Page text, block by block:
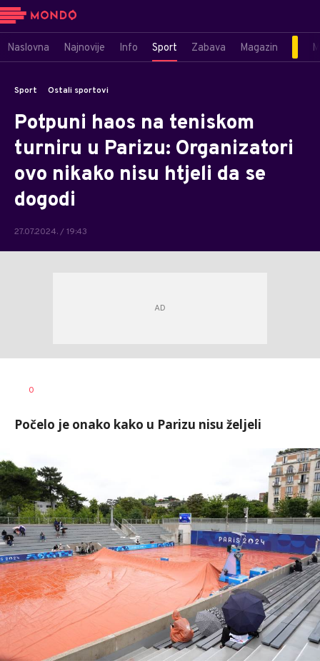
Naslovna Najnovije Info Sport Zabava Magazin
Sport Ostali sportovi
Potpuni haos na teniskom
turniru u Parizu: Organizatori
ovo nikako nisu htjeli da se
dogodi
27.07.2024. / 19:43
0
Počelo je onako kako u Parizu nisu željeli